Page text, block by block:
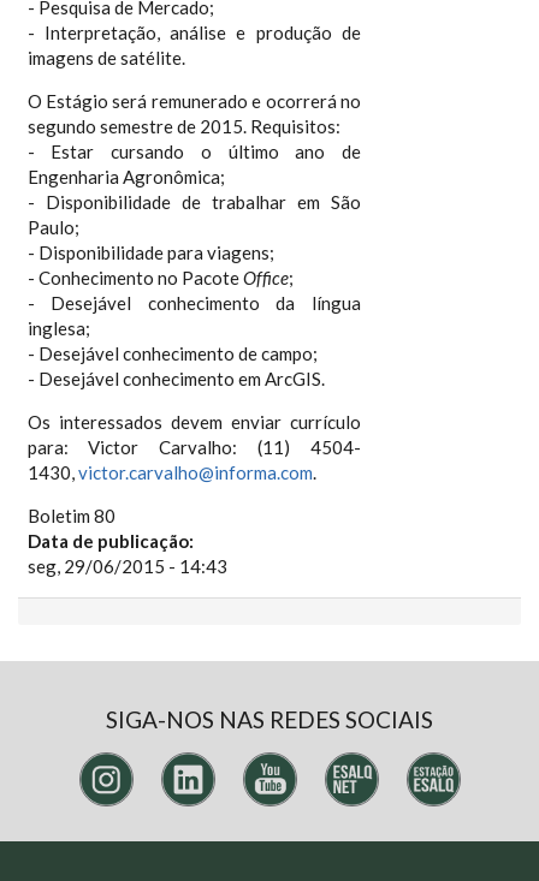
- Pesquisa de Mercado;
- Interpretação, análise e produção de
imagens de satélite.
O Estágio será remunerado e ocorrerá no
segundo semestre de 2015. Requisitos:
- Estar cursando o último ano de
Engenharia Agronômica;
- Disponibilidade de trabalhar em São
Paulo;
- Disponibilidade para viagens;
- Conhecimento no PacoteOffice;
- Desejável conhecimento da língua
inglesa;
- Desejável conhecimento de campo;
- Desejável conhecimento em ArcGIS.
Os interessados devem enviar currículo
para: Victor Carvalho: (11) 4504-
1430,victor.carvalho@informa.com.
Boletim 80
Data de publicação:
seg, 29/06/2015 - 14:43
SIGA-NOS NAS REDES SOCIAIS